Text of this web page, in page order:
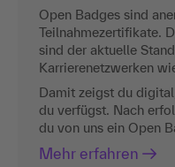
Open Badges sind
Teilnahmezertifikate.
sind der aktuelle
Karrierenetzwerken
Damit zeigst du
du verfügst. Nach
du von uns ein Open
Mehr erfahren